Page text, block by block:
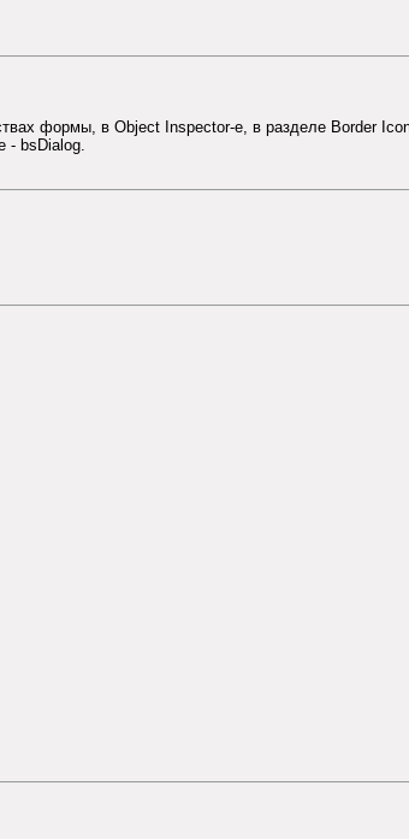
формы, в Object Inspector-е, в разделе Border
- bsDialog.